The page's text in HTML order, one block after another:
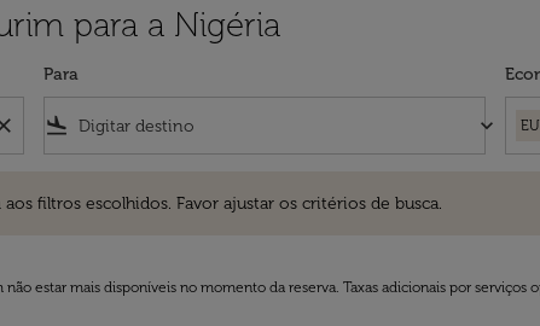
para a Nigéria
Para
flight_land keyboard_arrow_down
filtros escolhidos. Favor ajustar os critérios de busca.
estar mais disponíveis no momento da reserva. Taxas adicionais por serviços